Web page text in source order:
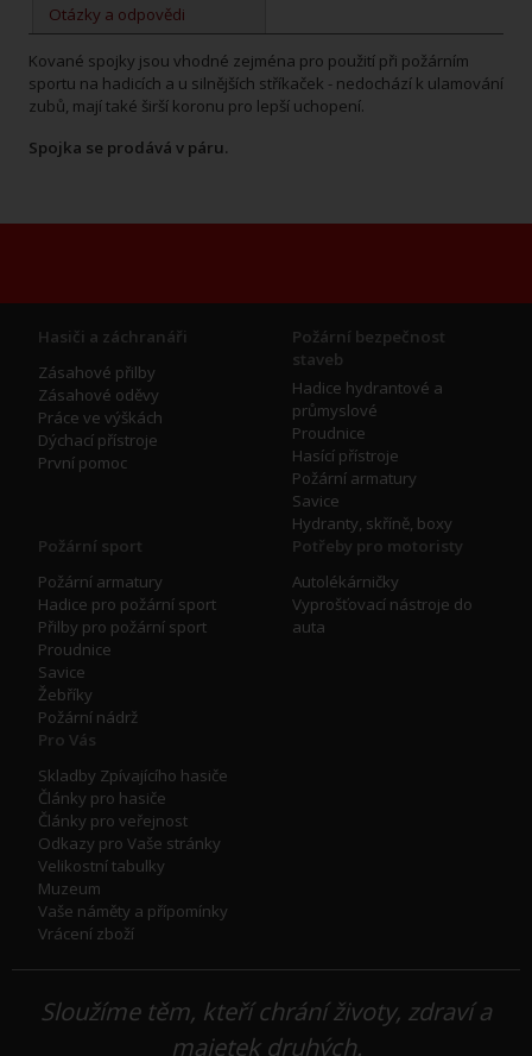
Otázky a odpovědi
Kované spojky jsou vhodné zejména pro použití při požárním
sportu na hadicích a u silnějších stříkaček - nedochází k ulamování
zubů, mají také širší koronu pro lepší uchopení.
Spojka se prodává v páru.
Hasiči a záchranáři
Zásahové přilby
Zásahové oděvy
Práce ve výškách
Dýchací přístroje
První pomoc
Požární bezpečnost
staveb
Hadice hydrantové a
průmyslové
Proudnice
Hasící přístroje
Požární armatury
Savice
Hydranty, skříně, boxy
Požární sport
Požární armatury
Hadice pro požární sport
Přilby pro požární sport
Proudnice
Savice
Žebříky
Požární nádrž
Potřeby pro motoristy
Autolékárničky
Vyprošťovací nástroje do
auta
Pro Vás
Skladby Zpívajícího hasiče
Články pro hasiče
Články pro veřejnost
Odkazy pro Vaše stránky
Velikostní tabulky
Muzeum
Vaše náměty a přípomínky
Vrácení zboží
Sloužíme těm, kteří chrání životy, zdraví a
majetek druhých.